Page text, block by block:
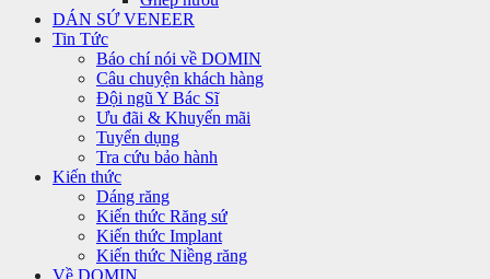
DÁN SỨ VENEER
Tin Tức
Báo chí nói về DOMIN
Câu chuyện khách hàng
Đội ngũ Y Bác Sĩ
Ưu đãi & Khuyến mãi
Tuyển dụng
Tra cứu bảo hành
Kiến thức
Dáng răng
Kiến thức Răng sứ
Kiến thức Implant
Kiến thức Niềng răng